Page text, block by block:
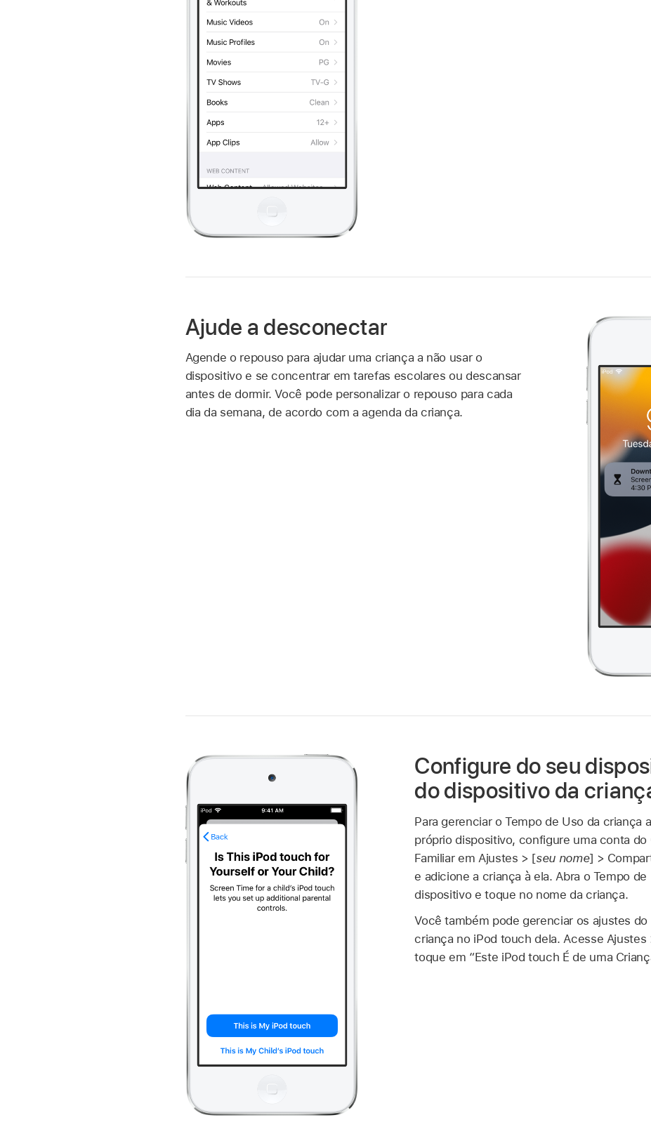
Ajude a desconectar
Agende o repouso para ajudar uma criança a não usar o
dispositivo e se concentrar em tarefas escolares ou descansar
antes de dormir. Você pode personalizar o repouso para cada
dia da semana, de acordo com a agenda da criança.
Configure do seu
do dispositivo da
Para gerenciar o Tempo de Uso da criança
próprio dispositivo, configure uma conta do
Familiar em Ajustes > [seu nome] >
e adicione a criança à ela. Abra o Tempo
dispositivo e toque no nome da criança.
Você também pode gerenciar os ajustes do
criança no iPod touch dela. Acesse Ajustes
toque em “Este iPod touch É de uma